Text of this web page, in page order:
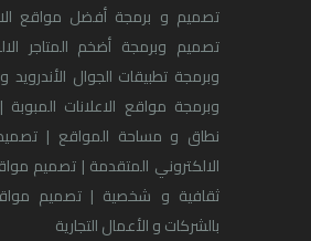
تصميم و برمجة أفضل مواقع
تصميم وبرمجة أضخم المتاجر
وبرمجة تطبيقات الجوال
وبرمجة مواقع الاعلانات
نطاق و مساحة المواقع |
الالكتروني المتقدمة | تصميم
ثقافية و شخصية | تصميم
بالشركات و الأعمال التجارية